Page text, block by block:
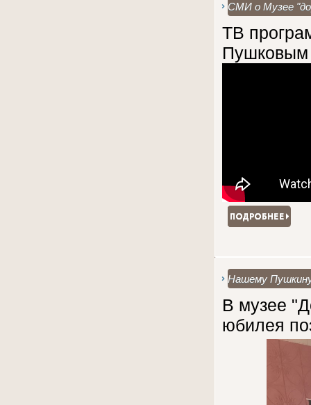
СМИ о Музее
ТВ
Пушковым
Нашему
В музее
юбилея